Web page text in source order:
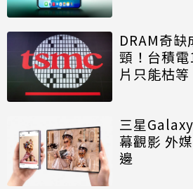
DRAM奇
頸！台積
片只能枯等
三星
幕觀影 外
邊